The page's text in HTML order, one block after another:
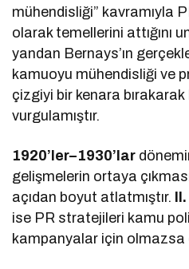
mühendisliği” kavramıyla
olarak temellerini attığını
yandan Bernays’ın
kamuoyu mühendisliği ve
çizgiyi bir kenara bırakarak
vurgulamıştır.
1920’ler–1930’lar
gelişmelerin ortaya
açıdan boyut atlatmıştır.
ise PR stratejileri kamu
kampanyalar için